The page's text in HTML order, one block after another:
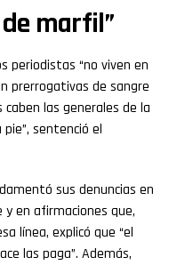
marfil”
periodistas “no viven en
prerrogativas de sangre
las generales de la
sentenció el
sus denuncias en
en afirmaciones que,
línea, explicó que “el
las paga”. Además,